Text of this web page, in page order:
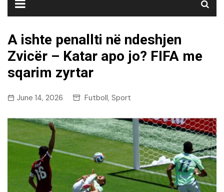
A ishte penallti në ndeshjen
Zvicër – Katar apo jo? FIFA me
sqarim zyrtar
June 14, 2026 Futboll, Sport